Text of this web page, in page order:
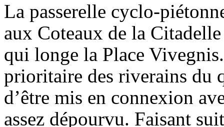
La passerelle cyclo-
aux Coteaux de la
qui longe la Place
prioritaire des riverains du
d’être mis en connexion
assez dépourvu. Faisant